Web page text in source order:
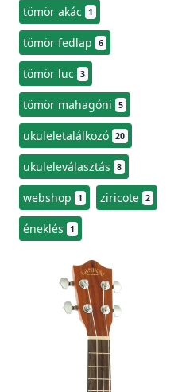
tömör akác 1
tömör fedlap 6
tömör luc 3
tömör mahagóni 5
ukuleletalálkozó 20
ukuleleválasztás 8
webshop 1 ziricote 2
éneklés 1